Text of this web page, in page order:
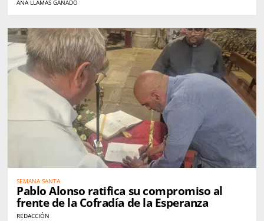
ANA LLAMAS GANADO
SEMANA SANTA
Pablo Alonso ratifica su compromiso al
frente de la Cofradía de la Esperanza
REDACCIÓN